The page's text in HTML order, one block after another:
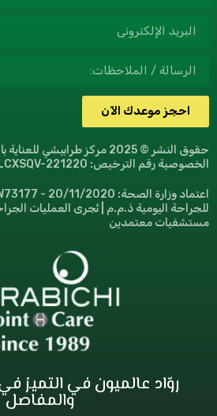
احجز موعدك الآن
حقوق النشر © 2025 مركز طرابيشي
الخصوصية رقم الترخيص: 13LCXSQV-221220
للجراحة اليومية ذ.م.م | تُجرى العمليات
مستشفيات معتمدين
روّاد عالميون في التميز
والمفاصل